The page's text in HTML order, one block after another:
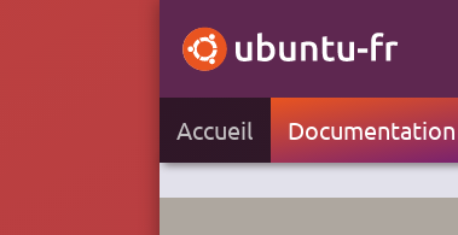
Accueil Documentation